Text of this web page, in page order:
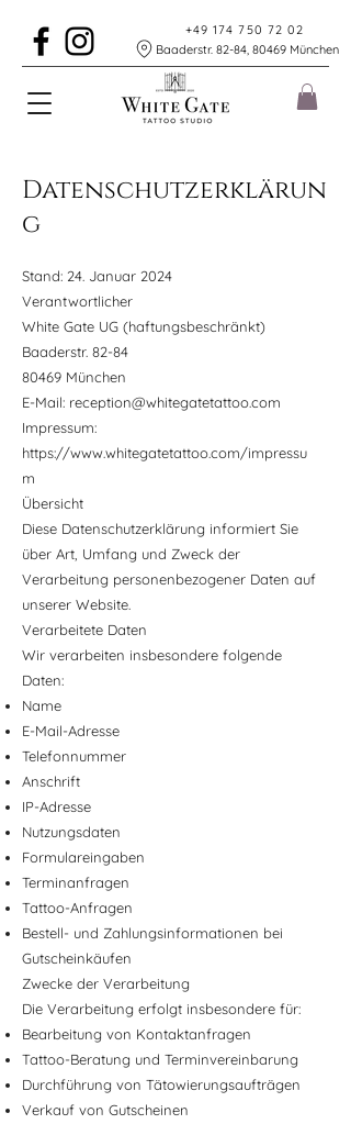
+49 174 750 72 02
Baaderstr. 82-84, 80469 München
Datenschutzerklärun
g
Stand: 24. Januar 2024
Verantwortlicher
White Gate UG (haftungsbeschränkt)
Baaderstr. 82-84
80469 München
E-Mail: reception@whitegatetattoo.com
Impressum:
https://www.whitegatetattoo.com/impressu
m
Übersicht
Diese Datenschutzerklärung informiert Sie
über Art, Umfang und Zweck der
Verarbeitung personenbezogener Daten auf
unserer Website.
Verarbeitete Daten
Wir verarbeiten insbesondere folgende
Daten:
Name
E-Mail-Adresse
Telefonnummer
Anschrift
IP-Adresse
Nutzungsdaten
Formulareingaben
Terminanfragen
Tattoo-Anfragen
Bestell- und Zahlungsinformationen bei
Gutscheinkäufen
Zwecke der Verarbeitung
Die Verarbeitung erfolgt insbesondere für:
Bearbeitung von Kontaktanfragen
Tattoo-Beratung und Terminvereinbarung
Durchführung von Tätowierungsaufträgen
Verkauf von Gutscheinen